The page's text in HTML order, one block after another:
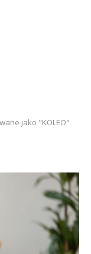
jako "KOLEO"